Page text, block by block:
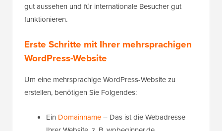
gut aussehen und für internationale Besucher gut
funktionieren.
Erste Schritte mit Ihrer mehrsprachigen
WordPress-Website
Um eine mehrsprachige WordPress-Website zu
erstellen, benötigen Sie Folgendes:
Ein Domainname– Das ist die Webadresse